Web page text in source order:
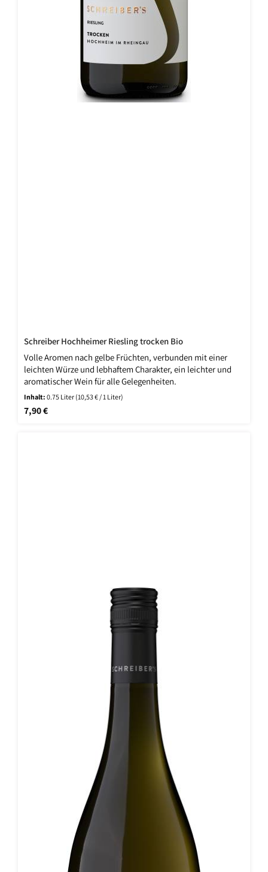
Schreiber Hochheimer Riesling trocken Bio
Volle Aromen nach gelbe Früchten, verbunden mit einer
leichten Würze und lebhaftem Charakter, ein leichter und
aromatischer Wein für alle Gelegenheiten.
Inhalt:0.75 Liter (10,53 € / 1 Liter)
Regulärer Preis:
7,90 €